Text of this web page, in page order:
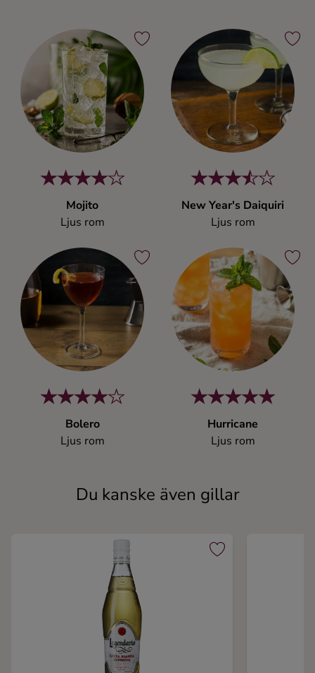
Mojito
Ljus rom
New Year's Daiquiri
Ljus rom
Bolero
Ljus rom
Hurricane
Ljus rom
Du kanske även gillar